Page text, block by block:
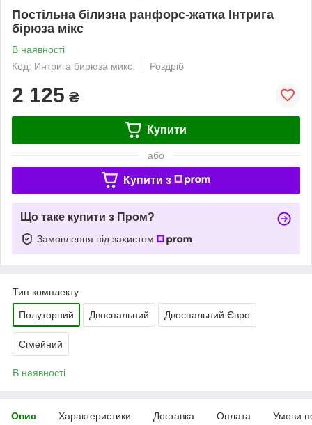
Постільна білизна ранфорс-жатка Інтрига
бірюза мікс
В наявності
Код: Интрига бирюза микс
Роздріб
2 125 ₴
Купити
або
Купити з
Що таке купити з Пром?
Замовлення під захистом
Тип комплекту
Полуторний Двоспальний Двоспальний Євро
Сімейний
В наявності
Опис Характеристики Доставка Оплата Умови